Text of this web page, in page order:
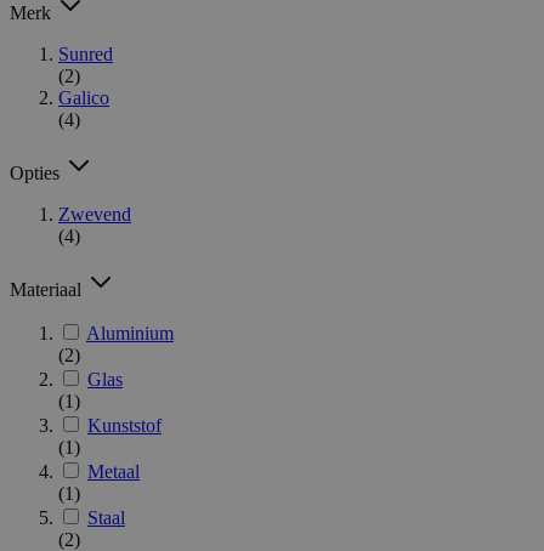
Merk
Sunred
(2)
Galico
(4)
Opties
Zwevend
(4)
Materiaal
Aluminium
(2)
Glas
(1)
Kunststof
(1)
Metaal
(1)
Staal
(2)